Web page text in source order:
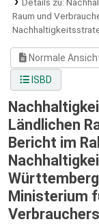
Raum und
Normale
ISBD
Ländlichen
Bericht im
Ministerium